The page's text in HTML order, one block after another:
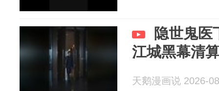
隐世鬼医
江城黑幕清
天鹅漫画说 2026-